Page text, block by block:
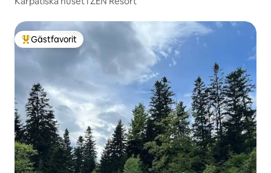
Populär gästfavorit
Gästfavorit